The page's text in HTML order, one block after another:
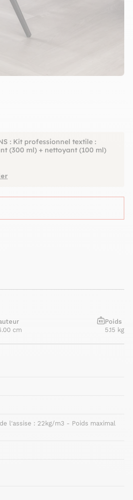
: Kit professionnel textile :
(300 ml) + nettoyant (100 ml)
cm
Poids
5.15 kg
l'assise : 22kg/m3 - Poids maximal